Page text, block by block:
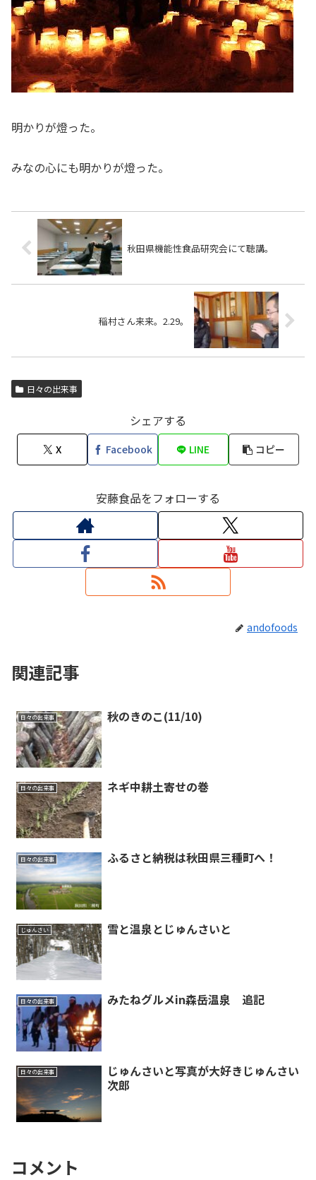
明かりが燈った。
みなの心にも明かりが燈った。
秋田県機能性食品研究会にて聴講。
稲村さん来来。2.29。
日々の出来事
シェアする
X Facebook LINE コピー
安藤食品をフォローする
andofoods
関連記事
日々の出来事 秋のきのこ(11/10)
日々の出来事 ネギ中耕土寄せの巻
日々の出来事 ふるさと納税は秋田県三種町へ！
じゅんさい 雪と温泉とじゅんさいと
日々の出来事 みたねグルメin森岳温泉 追記
日々の出来事
じゅんさいと写真が大好きじゅんさい
次郎
コメント